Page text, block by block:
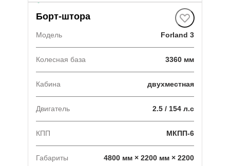
Борт-штора
Модель Forland 3
Колесная база 3360 мм
Кабина двухместная
Двигатель 2.5 / 154 л.с
КПП МКПП-6
Габариты
4800 мм × 2200 мм × 2200